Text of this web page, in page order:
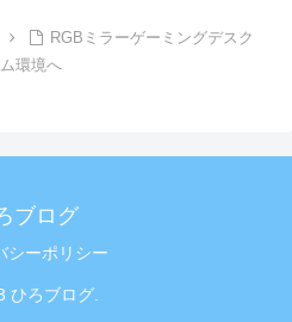
RGBミラーゲーミングデスク
環境へ
ブログ
シーポリシー
ひろブログ.